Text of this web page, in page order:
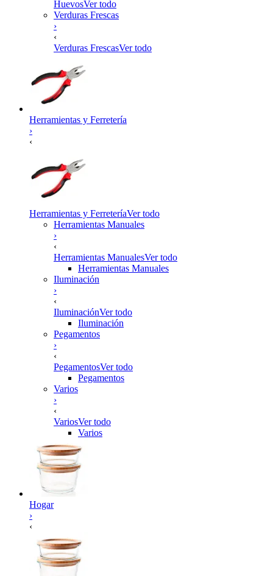
HuevosVer todo
Verduras Frescas
›
‹
Verduras FrescasVer todo
Herramientas y Ferretería
›
‹
Herramientas y FerreteríaVer todo
Herramientas Manuales
›
‹
Herramientas ManualesVer todo
Herramientas Manuales
Iluminación
›
‹
IluminaciónVer todo
Iluminación
Pegamentos
›
‹
PegamentosVer todo
Pegamentos
Varios
›
‹
VariosVer todo
Varios
Hogar
›
‹